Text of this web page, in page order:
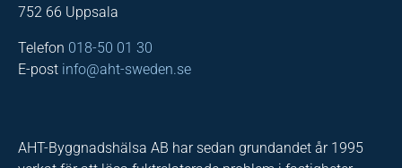
752 66 Uppsala
Telefon 018-50 01 30
E-post info@aht-sweden.se
AHT-Byggnadshälsa AB har sedan grundandet år 1995